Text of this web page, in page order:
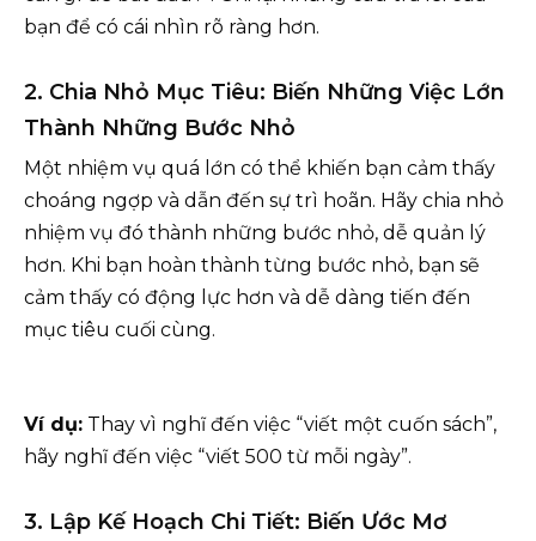
bạn để có cái nhìn rõ ràng hơn.
2. Chia Nhỏ Mục Tiêu: Biến Những Việc Lớn
Thành Những Bước Nhỏ
Một nhiệm vụ quá lớn có thể khiến bạn cảm thấy
choáng ngợp và dẫn đến sự trì hoãn. Hãy chia nhỏ
nhiệm vụ đó thành những bước nhỏ, dễ quản lý
hơn. Khi bạn hoàn thành từng bước nhỏ, bạn sẽ
cảm thấy có động lực hơn và dễ dàng tiến đến
mục tiêu cuối cùng.
Ví dụ: Thay vì nghĩ đến việc “viết một cuốn sách”,
hãy nghĩ đến việc “viết 500 từ mỗi ngày”.
3. Lập Kế Hoạch Chi Tiết: Biến Ước Mơ